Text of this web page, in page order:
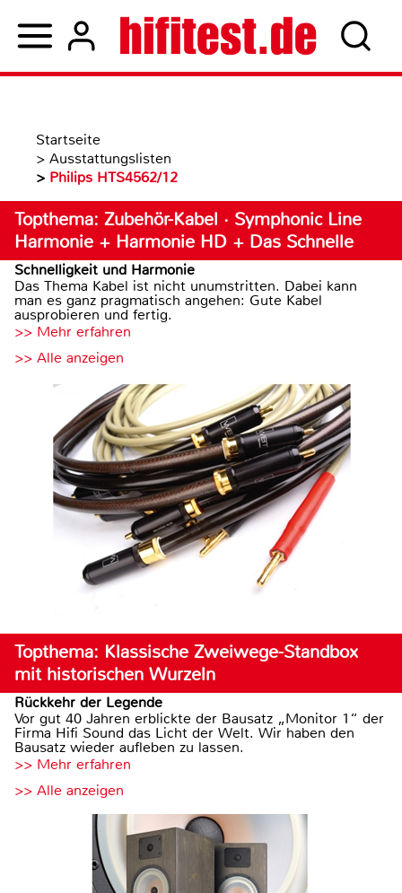
Startseite
> Ausstattungslisten
> Philips HTS4562/12
Topthema: Zubehör-Kabel · Symphonic Line
Harmonie + Harmonie HD + Das Schnelle
Schnelligkeit und Harmonie
Das Thema Kabel ist nicht unumstritten. Dabei kann
man es ganz pragmatisch angehen: Gute Kabel
ausprobieren und fertig.
>> Mehr erfahren
>> Alle anzeigen
Topthema: Klassische Zweiwege-Standbox
mit historischen Wurzeln
Rückkehr der Legende
Vor gut 40 Jahren erblickte der Bausatz „Monitor 1“ der
Firma Hifi Sound das Licht der Welt. Wir haben den
Bausatz wieder aufleben zu lassen.
>> Mehr erfahren
>> Alle anzeigen